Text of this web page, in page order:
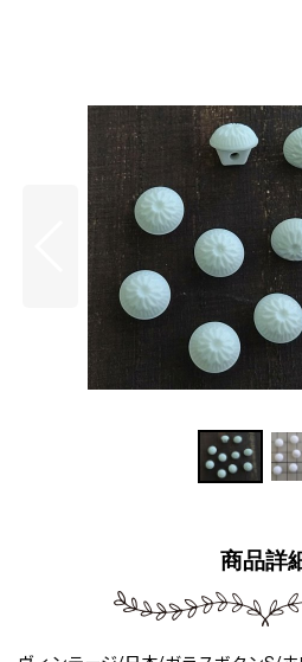
商品詳